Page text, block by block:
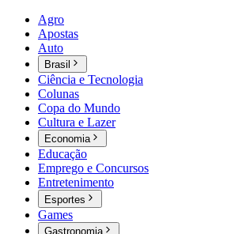
Agro
Apostas
Auto
Brasil
Ciência e Tecnologia
Colunas
Copa do Mundo
Cultura e Lazer
Economia
Educação
Emprego e Concursos
Entretenimento
Esportes
Games
Gastronomia